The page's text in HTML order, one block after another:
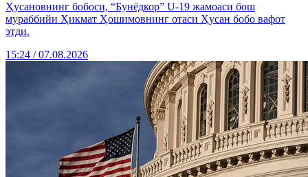
Ҳусановнинг бобоси, “Бунёдкор” U-19 жамоаси бош
мураббийи Ҳикмат Ҳошимовнинг отаси Ҳусан бобо вафот
этди.
15:24 / 07.08.2026